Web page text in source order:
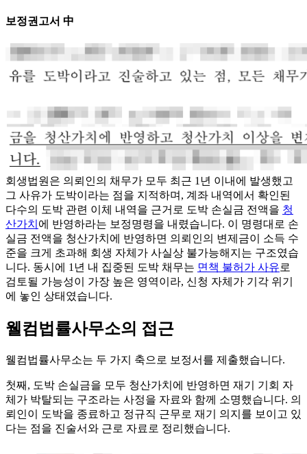
보정권고서 中
회생법원은 의뢰인의 채무가 모두 최근 1년 이내에 발생했고
그 사유가 도박이라는 점을 지적하며, 계좌 내역에서 확인된
다수의 도박 관련 이체 내역을 근거로 도박 손실금 전액을 청
산가치 에 반영하라는 보정명령을 내렸습니다. 이 명령대로 손
실금 전액을 청산가치에 반영하면 의뢰인의 변제금이 소득 수
준을 크게 초과해 회생 자체가 사실상 불가능해지는 구조였습
니다. 동시에 1년 내 집중된 도박 채무는 면책 불허가 사유로
검토될 가능성이 가장 높은 영역이라, 신청 자체가 기각 위기
에 놓인 상태였습니다.
웰컴법률사무소의 접근
웰컴법률사무소는 두 가지 축으로 보정서를 제출했습니다.
첫째, 도박 손실금을 모두 청산가치에 반영하면 재기 기회 자
체가 박탈되는 구조라는 사정을 자료와 함께 소명했습니다. 의
뢰인이 도박을 종료하고 정규직 근무로 재기 의지를 보이고 있
다는 점을 진술서와 근로 자료로 정리했습니다.